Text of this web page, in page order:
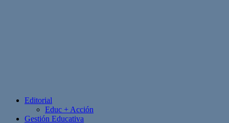
Editorial
Educ + Acción
Gestión Educativa